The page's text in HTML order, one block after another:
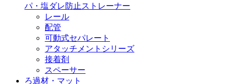
パ・塩ダレ防止ストレーナー
レール
配管
可動式セパレート
アタッチメントシリーズ
接着剤
スペーサー
ろ過材・マット